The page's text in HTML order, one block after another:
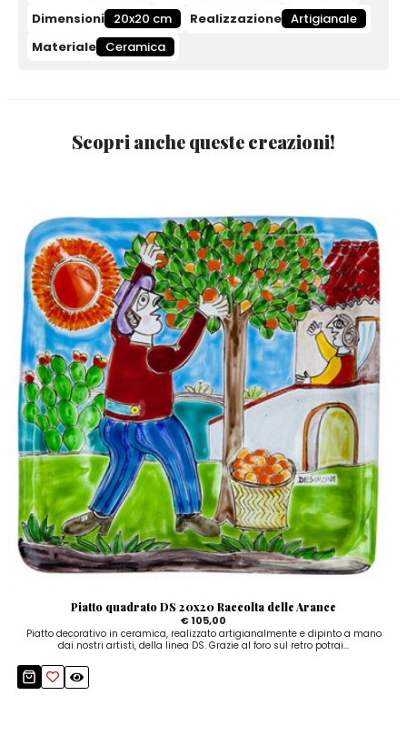
Dimensioni 20x20 cm Realizzazione Artigianale
Materiale Ceramica
Scopri anche queste creazioni!
Piatto quadrato DS 20x20 Raccolta delle Arance
€ 105,00
Piatto decorativo in ceramica, realizzato artigianalmente e dipinto a mano
dai nostri artisti, della linea DS. Grazie al foro sul retro potrai...